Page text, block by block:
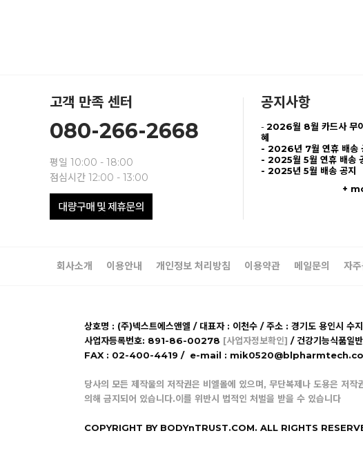
고객 만족 센터
080-266-2668
평일 10:00 - 18:00
점심시간 12:00 - 13:00
공지사항
-2026월 8월 카드사 무
혜
- 2026년 7월 연휴 배송
- 2025월 5월 연휴 배송
- 2025년 5월 배송 공지
+
회사소개 이용안내 개인정보 처리방침 이용약관 메일문의 자
상호명 : (주)넥스트에스앤엘 / 대표자 : 이천수 / 주소 : 경기도 용인
사업자등록번호: 891-86-00278 [사업자정보확인] / 건강기능식품
FAX : 02-400-4419 / e-mail : mik0520@blpharmtech.com /
당사의 모든 제작물의 저작권은 비엘몰에 있으며, 무단복제나 도용은 저작
의해 금지되어 있습니다.이를 위반시 법적인 처벌을 받을 수 있습니다
COPYRIGHT BY BODYnTRUST.COM. ALL RIGHTS